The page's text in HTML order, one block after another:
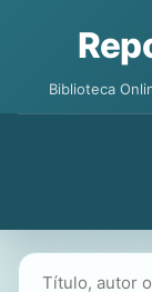
Biblioteca